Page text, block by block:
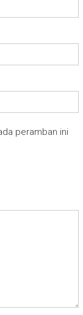
peramban ini